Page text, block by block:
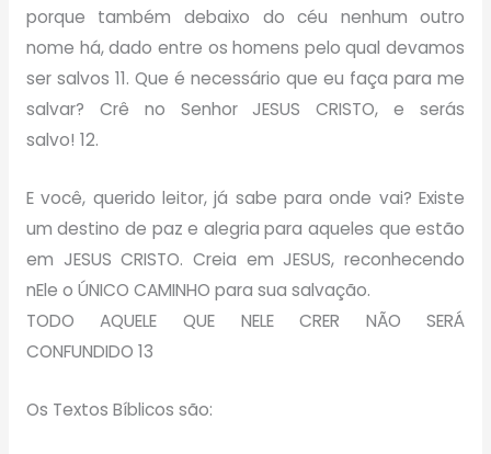
porque também debaixo do céu nenhum outro
nome há, dado entre os homens pelo qual devamos
ser salvos 11. Que é necessário que eu faça para me
salvar? Crê no Senhor JESUS CRISTO, e serás
salvo! 12.
E você, querido leitor, já sabe para onde vai? Existe
um destino de paz e alegria para aqueles que estão
em JESUS CRISTO. Creia em JESUS, reconhecendo
nEle o ÚNICO CAMINHO para sua salvação.
TODO AQUELE QUE NELE CRER NÃO SERÁ
CONFUNDIDO 13
Os Textos Bíblicos são: